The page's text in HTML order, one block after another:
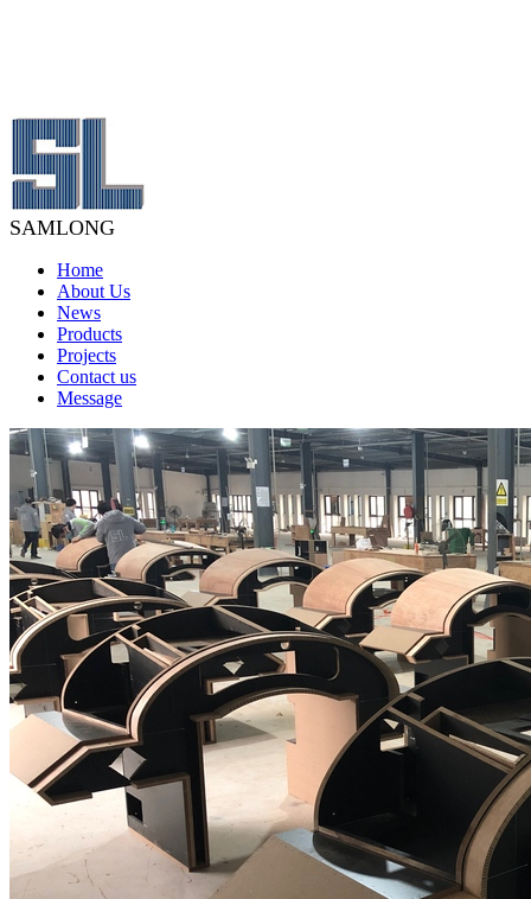
SAMLONG
Home
About Us
News
Products
Projects
Contact us
Message